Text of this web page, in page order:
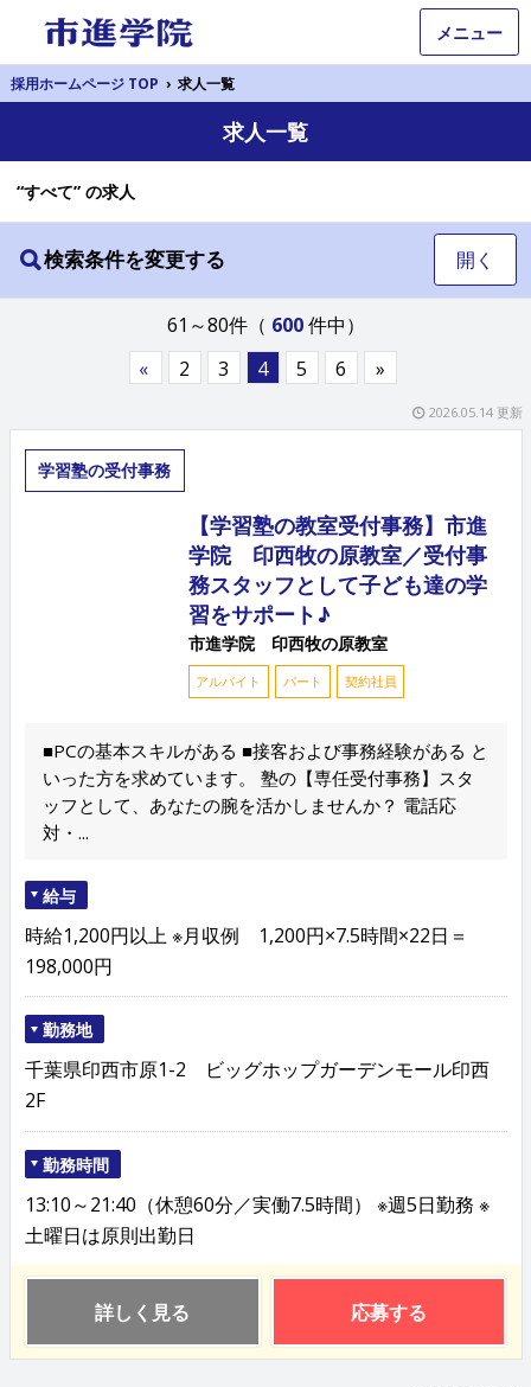
メニュー
採用ホームページ TOP › 求人一覧
求人一覧
“すべて” の求人
検索条件を変更する 開く
61～80件（ 600 件中）
«
2 3 4 5 6 »
2026.05.14 更新
学習塾の受付事務
【学習塾の教室受付事務】市進
学院 印西牧の原教室／受付事
務スタッフとして子ども達の学
習をサポート♪
市進学院 印西牧の原教室
アルバイト パート 契約社員
■PCの基本スキルがある ■接客および事務経験がある と
いった方を求めています。 塾の【専任受付事務】スタ
ッフとして、あなたの腕を活かしませんか？ 電話応
対・...
給与
時給1,200円以上 ※月収例 1,200円×7.5時間×22日＝
198,000円
勤務地
千葉県印西市原1-2 ビッグホップガーデンモール印西
2F
勤務時間
13:10～21:40（休憩60分／実働7.5時間） ※週5日勤務 ※
土曜日は原則出勤日
詳しく見る 応募する